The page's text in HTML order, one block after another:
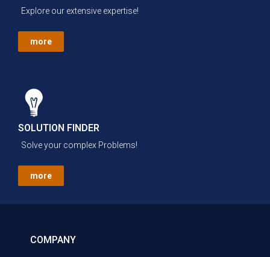
Explore our extensive expertise!
more
SOLUTION FINDER
Solve your complex Problems!
more
COMPANY